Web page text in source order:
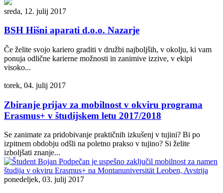
sreda, 12. julij 2017
BSH Hišni aparati d.o.o. Nazarje
Če želite svojo kariero graditi v družbi najboljših, v okolju, ki vam
ponuja odlične karierne možnosti in zanimive izzive, v ekipi
visoko...
torek, 04. julij 2017
Zbiranje prijav za mobilnost v okviru programa
Erasmus+ v študijskem letu 2017/2018
Se zanimate za pridobivanje praktičnih izkušenj v tujini? Bi po
izpitnem obdobju odšli na poletno prakso v tujino? Si želite
izboljšati znanje...
ponedeljek, 03. julij 2017